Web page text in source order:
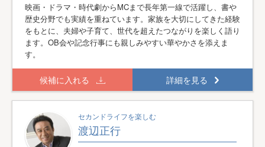
映画・ドラマ・時代劇からMCまで長年第一線で活躍し、書や
歴史分野でも実績を重ねています。家族を大切にしてきた経験
をもとに、夫婦や子育て、世代を超えたつながりを楽しく語り
ます。OB会や記念行事にも親しみやすい華やかさを添えま
す。
候補に入れる 詳細を見る
セカンドライフを楽しむ
渡辺正行